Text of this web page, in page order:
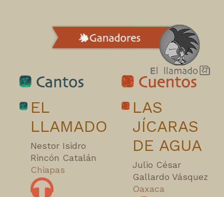
EL
LLAMADO
Nestor Isidro
Rincón Catalán
Chiapas
LAS
JÍCARAS
DE AGUA
Julio César
Gallardo Vásquez
Oaxaca